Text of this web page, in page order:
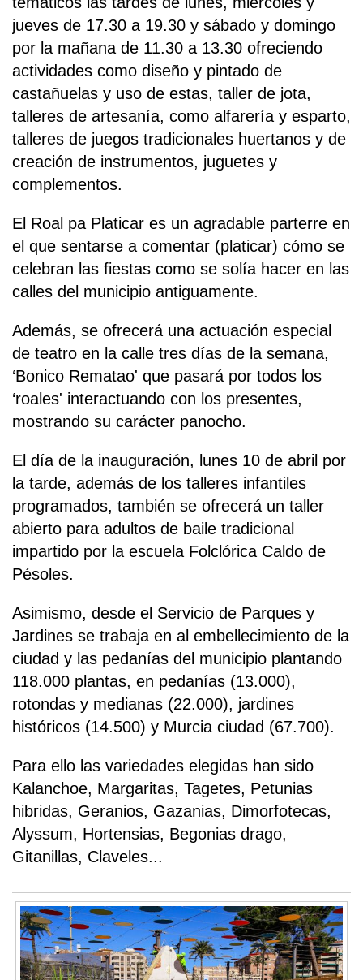
jueves de 17.30 a 19.30 y sábado y domingo
por la mañana de 11.30 a 13.30 ofreciendo
actividades como diseño y pintado de
castañuelas y uso de estas, taller de jota,
talleres de artesanía, como alfarería y esparto,
talleres de juegos tradicionales huertanos y de
creación de instrumentos, juguetes y
complementos.
El Roal pa Platicar es un agradable parterre en
el que sentarse a comentar (platicar) cómo se
celebran las fiestas como se solía hacer en las
calles del municipio antiguamente.
Además, se ofrecerá una actuación especial
de teatro en la calle tres días de la semana,
‘Bonico Rematao' que pasará por todos los
‘roales' interactuando con los presentes,
mostrando su carácter panocho.
El día de la inauguración, lunes 10 de abril por
la tarde, además de los talleres infantiles
programados, también se ofrecerá un taller
abierto para adultos de baile tradicional
impartido por la escuela Folclórica Caldo de
Pésoles.
Asimismo, desde el Servicio de Parques y
Jardines se trabaja en al embellecimiento de la
ciudad y las pedanías del municipio plantando
118.000 plantas, en pedanías (13.000),
rotondas y medianas (22.000), jardines
históricos (14.500) y Murcia ciudad (67.700).
Para ello las variedades elegidas han sido
Kalanchoe, Margaritas, Tagetes, Petunias
hibridas, Geranios, Gazanias, Dimorfotecas,
Alyssum, Hortensias, Begonias drago,
Gitanillas, Claveles...